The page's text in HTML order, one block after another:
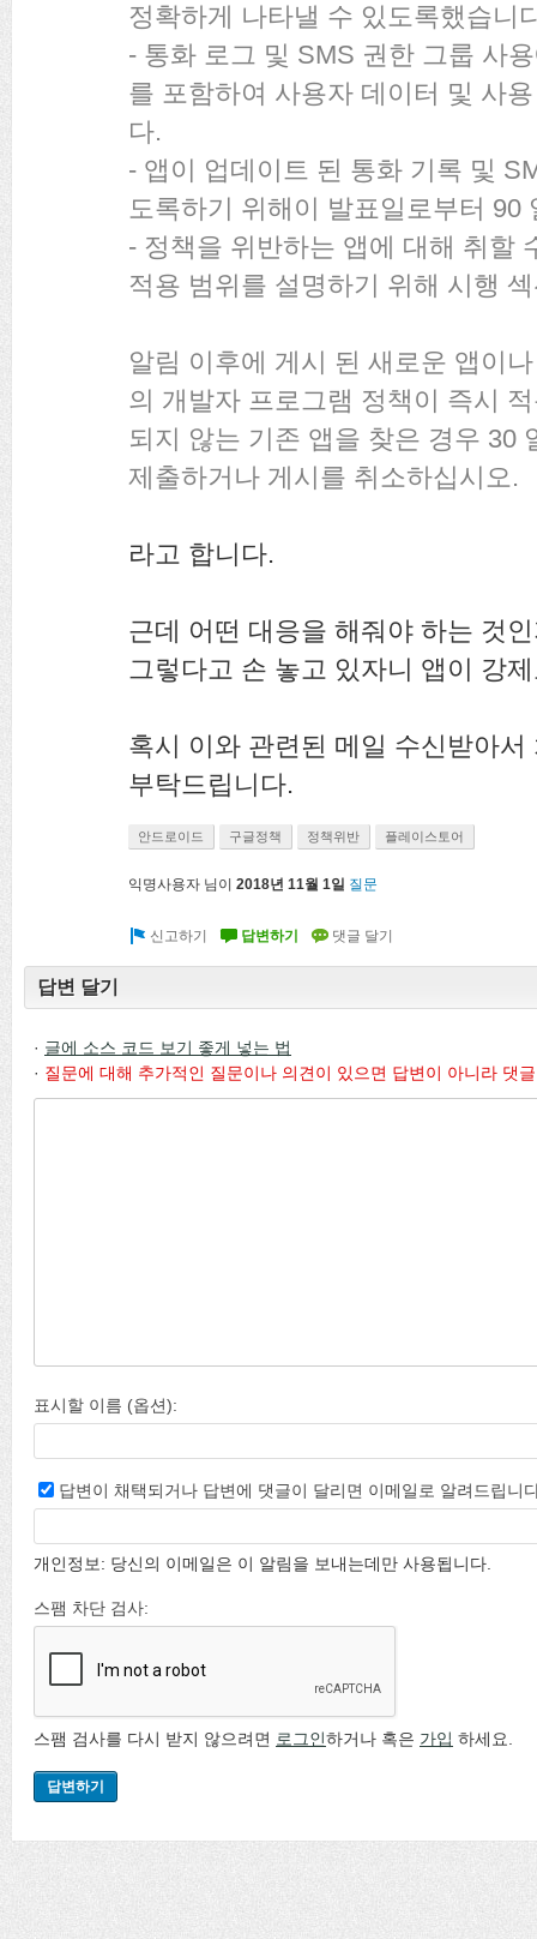
정확하게 나타낼 수 있도록했습니
- 통화 로그 및 SMS 권한 그룹 사
를 포함하여 사용자 데이터 및 사
다.
- 앱이 업데이트 된 통화 기록 및
도록하기 위해이 발표일로부터 90
- 정책을 위반하는 앱에 대해 취할
적용 범위를 설명하기 위해 시행
알림 이후에 게시 된 새로운 앱이
의 개발자 프로그램 정책이 즉시
되지 않는 기존 앱을 찾은 경우 30
제출하거나 게시를 취소하십시오.
라고 합니다.
근데 어떤 대응을 해줘야 하는 것
그렇다고 손 놓고 있자니 앱이 강
혹시 이와 관련된 메일 수신받아
부탁드립니다.
안드로이드 구글정책 정책위반 플레이스토어
익명사용자 님이 2018년 11월 1일 질문
답변 달기
· 글에 소스 코드 보기 좋게 넣는 법
· 질문에 대해 추가적인 질문이나 의견이 있으면 답변이 아니라 댓
표시할 이름 (옵션):
답변이 채택되거나 답변에 댓글이 달리면 이메일로 알려드립니
개인정보: 당신의 이메일은 이 알림을 보내는데만 사용됩니다.
스팸 차단 검사:
스팸 검사를 다시 받지 않으려면 로그인하거나 혹은 가입 하세요.